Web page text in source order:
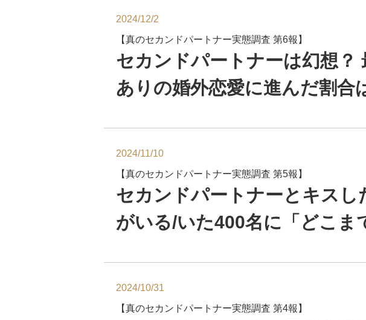
2024/12/2
【真のセカンドパートナー実態調査 第6報】
セカンドパートナーは幻想
ありの婚外恋愛に進んだ割合
2024/11/10
【真のセカンドパートナー実態調査 第5報】
セカンドパートナーとキス
がいる/いた400名に「どこま
2024/10/31
【真のセカンドパートナー実態調査 第4報】